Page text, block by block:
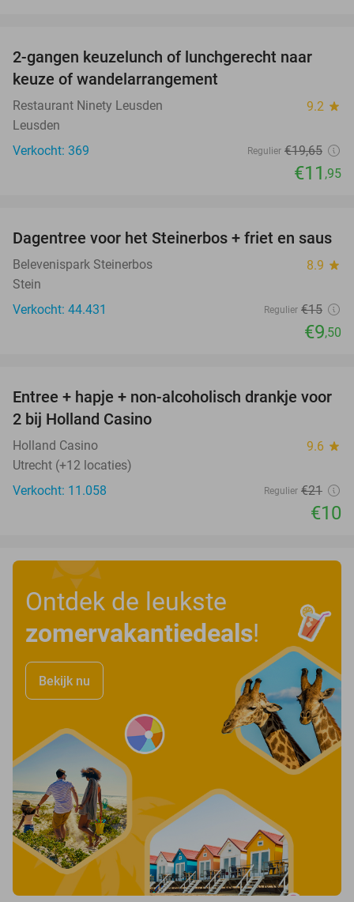
39%
2-gangen keuzelunch of lunchgerecht naar
keuze of wandelarrangement
Restaurant Ninety Leusden 9.2 star
Leusden
Verkocht: 369
Regulier €19,65
€11 ,95
37%
Dagentree voor het Steinerbos + friet en saus
Belevenispark Steinerbos 8.9 star
Stein
Verkocht: 44.431
Regulier €15
€9,50
52%
Entree + hapje + non-alcoholisch drankje voor
2 bij Holland Casino
Holland Casino 9.6 star
Utrecht (+12 locaties)
Verkocht: 11.058
Regulier €21
€10
Ontdek de leukste
zomervakantiedeals!
Bekijk nu